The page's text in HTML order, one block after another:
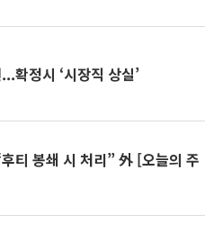
확정시 ‘시장직 상실’
티 봉쇄 시 처리” 外 [오늘의 주